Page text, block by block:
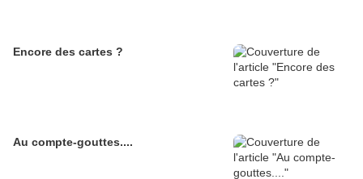
Encore des cartes ?
Au compte-gouttes....